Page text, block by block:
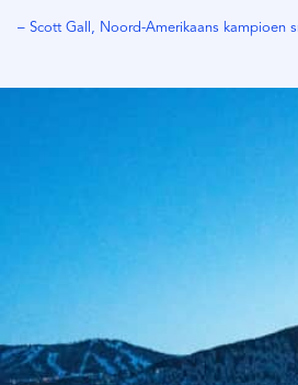
– Scott Gall, Noord-Amerikaans kampioen